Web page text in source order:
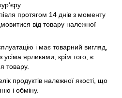
протягом 14 днів з моменту
від товару належної
і має товарний вигляд,
усіма ярликами, крім того, є
товару.
продуктів належної якості, що
і обміну.